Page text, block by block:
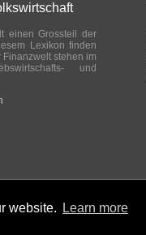
website. Learn more
einen Grossteil der
Lexikon finden
stehen im
und